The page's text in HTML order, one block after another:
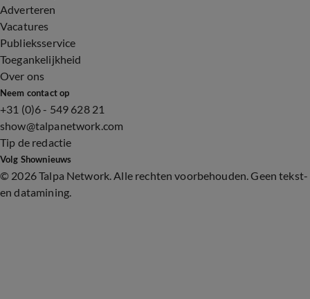
Adverteren
Vacatures
Publieksservice
Toegankelijkheid
Over ons
Neem contact op
+31 (0)6 - 549 628 21
show@talpanetwork.com
Tip de redactie
Volg Shownieuws
© 2026 Talpa Network. Alle rechten voorbehouden. Geen tekst-
en datamining.